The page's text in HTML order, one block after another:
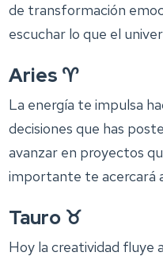
de transformación
escuchar lo que el
Aries ♈
La energía te impulsa
decisiones que has
avanzar en proyectos
importante te acercará
Tauro ♉
Hoy la creatividad fluye